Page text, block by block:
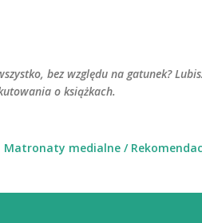
bez względu na gatunek?
o książkach.
Matronaty medialne /